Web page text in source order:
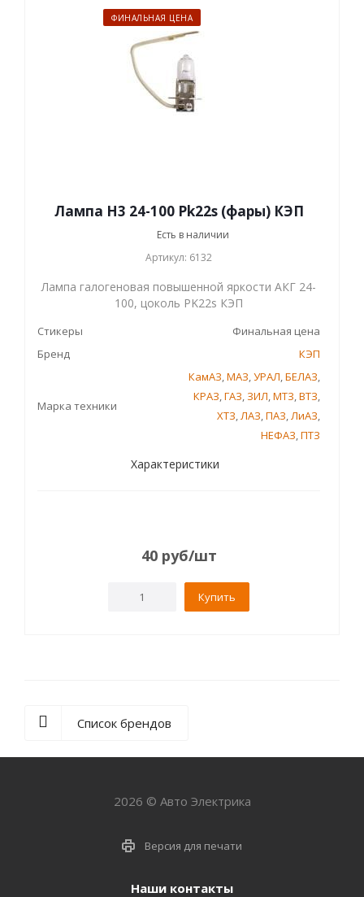
ФИНАЛЬНАЯ ЦЕНА
Лампа Н3 24-100 Pk22s (фары) КЭП
Есть в наличии
Артикул: 6132
Лампа галогеновая повышенной яркости АКГ 24-
100, цоколь PK22s КЭП
Стикеры
Финальная цена
Бренд
КЭП
Марка техники
КамАЗ,МАЗ,УРАЛ,БЕЛАЗ,
КРАЗ,ГАЗ, ЗИЛ,МТЗ,ВТЗ,
ХТЗ,ЛАЗ,ПАЗ,ЛиАЗ,
НЕФАЗ,ПТЗ
Характеристики
40 руб/шт
Купить
Список брендов
2026 © Авто Электрика
Версия для печати
Наши контакты